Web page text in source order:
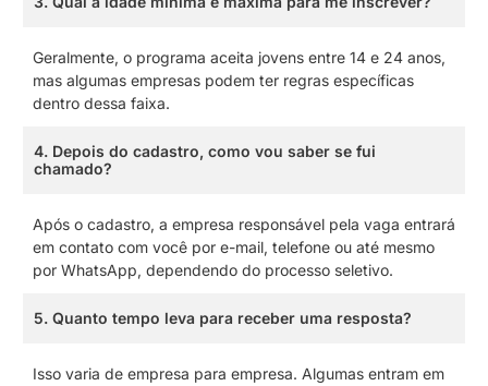
Geralmente, o programa aceita jovens entre 14 e 24 anos,
mas algumas empresas podem ter regras específicas
dentro dessa faixa.
4. Depois do cadastro, como vou saber se fui
chamado?
Após o cadastro, a empresa responsável pela vaga entrará
em contato com você por e-mail, telefone ou até mesmo
por WhatsApp, dependendo do processo seletivo.
5. Quanto tempo leva para receber uma resposta?
Isso varia de empresa para empresa. Algumas entram em